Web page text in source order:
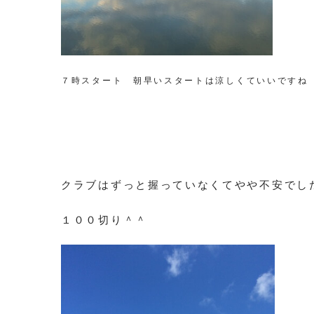
７時スタート 朝早いスタートは涼しくていいですね
クラブはずっと握っていなくてやや不安で
１００切り＾＾